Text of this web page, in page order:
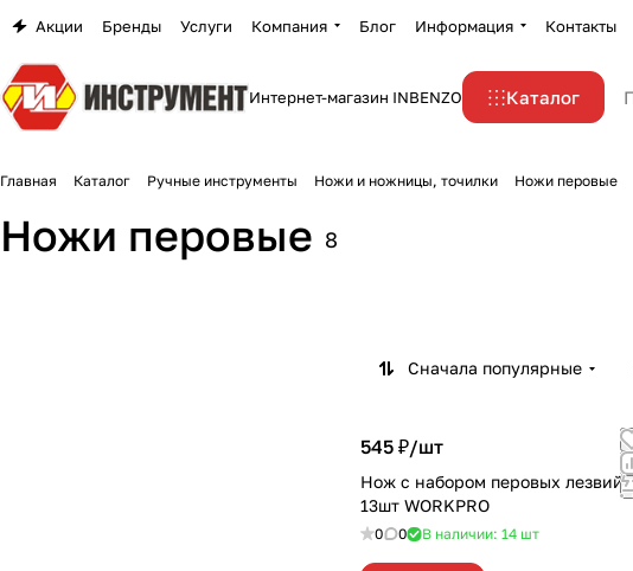
Акции Бренды Услуги Компания Блог Информация Контакты
Интернет-магазин INBENZO Каталог
Главная Каталог Ручные инструменты Ножи и ножницы, точилки Ножи перовые
Ножи перовые 8
Сначала популярные
545 ₽/шт
Нож с набором перовых лезвий
13шт WORKPRO
0 0 В наличии: 14 шт